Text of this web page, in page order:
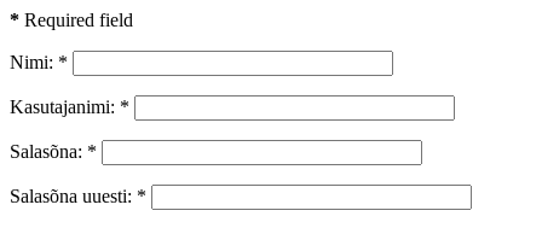
* Required field
Nimi: *
Kasutajanimi: *
Salasõna: *
Salasõna uuesti: *